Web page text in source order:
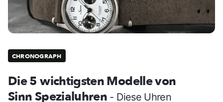
CHRONOGRAPH
Die 5 wichtigsten Modelle von
Sinn Spezialuhren - Diese Uhren